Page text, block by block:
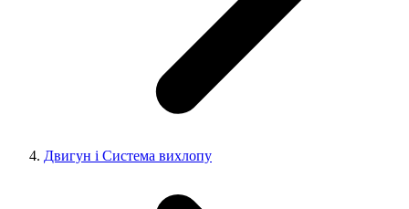
Двигун і Система вихлопу